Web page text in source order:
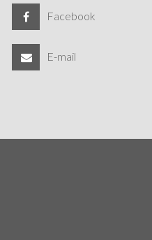
Facebook
E-mail